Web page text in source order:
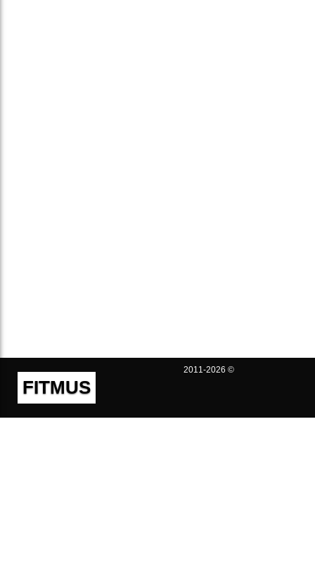
FITMUS
2011-2026 ©